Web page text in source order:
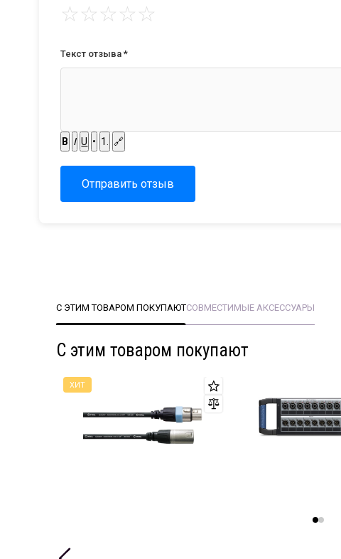
☆☆☆☆☆
Текст отзыва *
B I U • 1. 🔗
Отправить отзыв
С ЭТИМ ТОВАРОМ ПОКУПАЮТСОВМЕСТИМЫЕ АКСЕССУАРЫ
С этим товаром покупают